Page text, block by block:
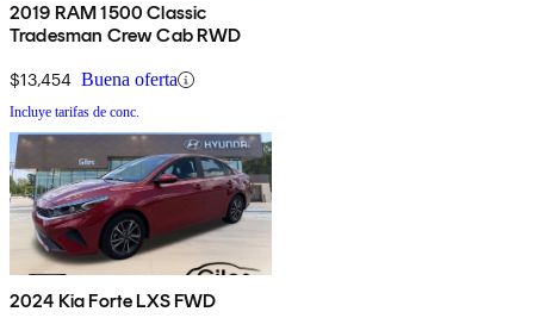
2019 RAM 1500 Classic
Tradesman Crew Cab RWD
$13,454 Buena oferta
Incluye tarifas de conc.
2024 Kia Forte LXS FWD